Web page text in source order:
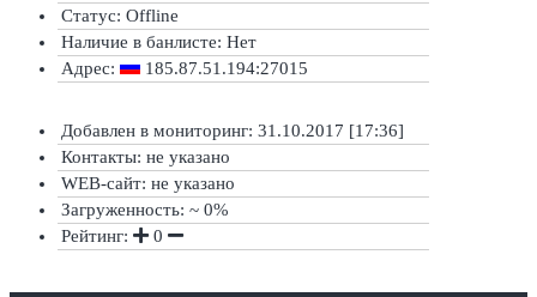
Статус: Offline
Наличие в банлисте: Нет
Адрес:
185.87.51.194:27015
Добавлен в мониторинг: 31.10.2017 [17:36]
Контакты: не указано
WEB-сайт: не указано
Загруженность: ~ 0%
Рейтинг:
0